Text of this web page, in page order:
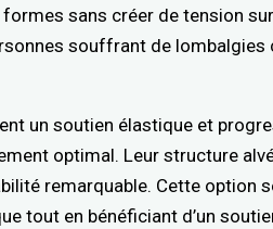
sans créer de tension
souffrant de lombalgies
un soutien élastique et
optimal. Leur structure
remarquable. Cette option
tout en bénéficiant d’un